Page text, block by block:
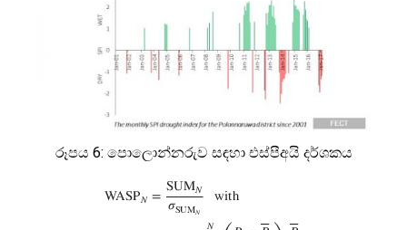
රූපය 6: පොලොන්නරුව සඳහා එස්පීඅයි දර්ශකය